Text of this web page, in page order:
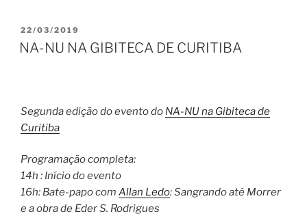
PUBLICADO
EM
22/03/2019
NA-NU NA GIBITECA DE CURITIBA
Segunda edição do evento do NA-NU na Gibiteca de
Curitiba
Programação completa:
14h : Início do evento
16h: Bate-papo com Allan Ledo: Sangrando até Morrer
e a obra de Eder S. Rodrigues